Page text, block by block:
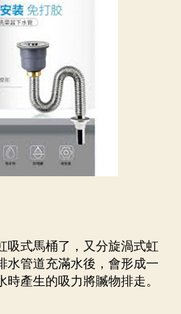
吸式馬桶了，又分旋渦式虹
水管道充滿水後，會形成一
產生的吸力將贓物排走。